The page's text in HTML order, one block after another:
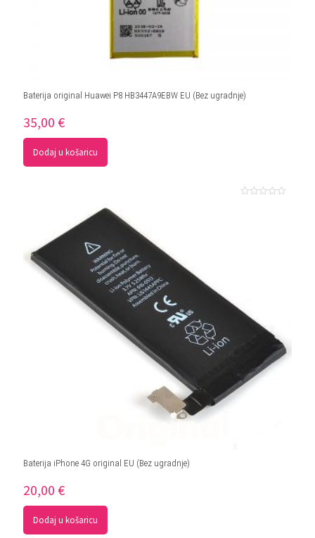
Baterija original Huawei P8 HB3447A9EBW EU (Bez ugradnje)
35,00 €
Dodaj u košaricu
Baterija iPhone 4G original EU (Bez ugradnje)
20,00 €
Dodaj u košaricu